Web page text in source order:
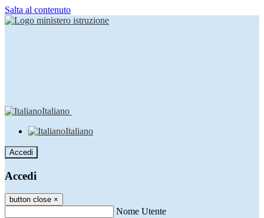
Salta al contenuto
Italiano
Italiano
Accedi
Accedi
button close ×
Nome Utente